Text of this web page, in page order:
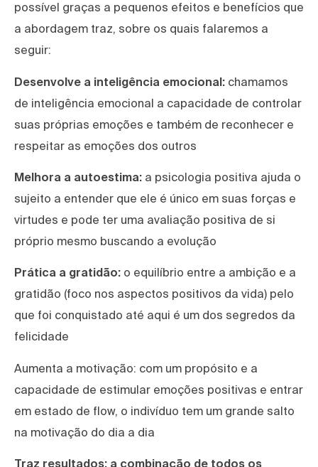
possível graças a pequenos efeitos e benefícios que
a abordagem traz, sobre os quais falaremos a
seguir:
Desenvolve a inteligência emocional: chamamos
de inteligência emocional a capacidade de controlar
suas próprias emoções e também de reconhecer e
respeitar as emoções dos outros
Melhora a autoestima: a psicologia positiva ajuda o
sujeito a entender que ele é único em suas forças e
virtudes e pode ter uma avaliação positiva de si
próprio mesmo buscando a evolução
Prática a gratidão: o equilíbrio entre a ambição e a
gratidão (foco nos aspectos positivos da vida) pelo
que foi conquistado até aqui é um dos segredos da
felicidade
Aumenta a motivação: com um propósito e a
capacidade de estimular emoções positivas e entrar
em estado de flow, o indivíduo tem um grande salto
na motivação do dia a dia
Traz resultados: a combinação de todos os